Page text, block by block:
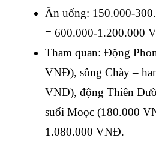
Ăn uống: 150.000-
= 600.000-1.200.000
Tham quan: Động
VNĐ), sông Chày –
VNĐ), động Thiên
suối Moọc (180.000
1.080.000 VNĐ.